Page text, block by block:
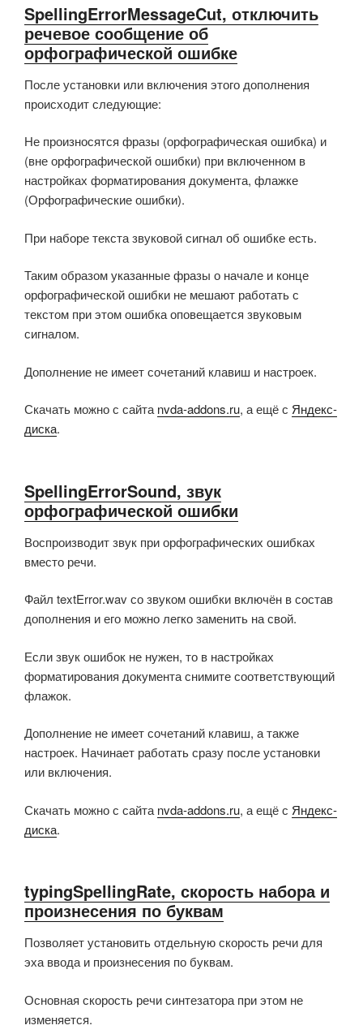
SpellingErrorMessageCut, отключить
речевое сообщение об
орфографической ошибке
После установки или включения этого дополнения
происходит следующие:
Не произносятся фразы (орфографическая ошибка) и
(вне орфографической ошибки) при включенном в
настройках форматирования документа, флажке
(Орфографические ошибки).
При наборе текста звуковой сигнал об ошибке есть.
Таким образом указанные фразы о начале и конце
орфографической ошибки не мешают работать с
текстом при этом ошибка оповещается звуковым
сигналом.
Дополнение не имеет сочетаний клавиш и настроек.
Скачать можно с сайтаnvda-addons.ru, а ещё с Яндекс-
диска.
SpellingErrorSound, звук
орфографической ошибки
Воспроизводит звук при орфографических ошибках
вместо речи.
Файл textError.wav со звуком ошибки включён в состав
дополнения и его можно легко заменить на свой.
Если звук ошибок не нужен, то в настройках
форматирования документа снимите соответствующий
флажок.
Дополнение не имеет сочетаний клавиш, а также
настроек. Начинает работать сразу после установки
или включения.
Скачать можно с сайта nvda-addons.ru, а ещё с Яндекс-
диска.
typingSpellingRate, скорость набора и
произнесения по буквам
Позволяет установить отдельную скорость речи для
эха ввода и произнесения по буквам.
Основная скорость речи синтезатора при этом не
изменяется.